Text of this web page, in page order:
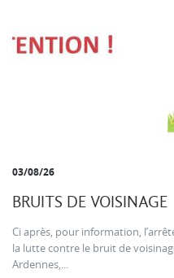
03/08/26
BRUITS DE VOISINAGE
Ci après, pour information,
la lutte contre le bruit de
Ardennes,...